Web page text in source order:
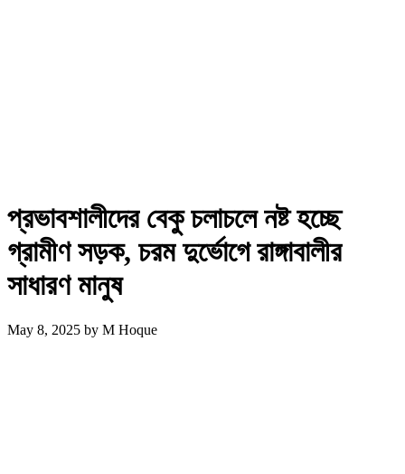
প্রভাবশালীদের বেকু চলাচলে নষ্ট হচ্ছে
গ্রামীণ সড়ক, চরম দুর্ভোগে রাঙ্গাবালীর
সাধারণ মানুষ
May 8, 2025 by M Hoque